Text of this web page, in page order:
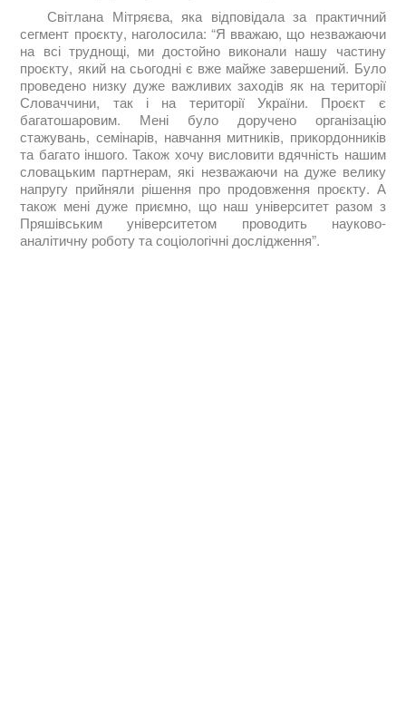
Світлана Мітряєва, яка відповідала за практичний
сегмент проєкту, наголосила: “Я вважаю, що незважаючи
на всі труднощі, ми достойно виконали нашу частину
проєкту, який на сьогодні є вже майже завершений. Було
проведено низку дуже важливих заходів як на території
Словаччини, так і на території України. Проєкт є
багатошаровим. Мені було доручено організацію
стажувань, семінарів, навчання митників, прикордонників
та багато іншого. Також хочу висловити вдячність нашим
словацьким партнерам, які незважаючи на дуже велику
напругу прийняли рішення про продовження проєкту. А
також мені дуже приємно, що наш університет разом з
Пряшівським університетом проводить науково-
аналітичну роботу та соціологічні дослідження”.